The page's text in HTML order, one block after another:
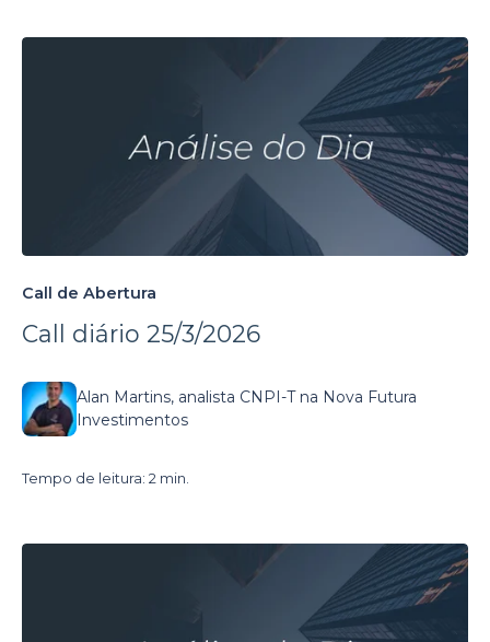
Call de Abertura
Call diário 25/3/2026
Alan Martins, analista CNPI-T na Nova Futura
Investimentos
Tempo de leitura: 2 min.